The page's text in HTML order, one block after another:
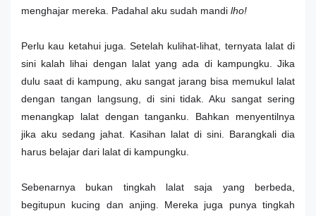
menghajar mereka. Padahal aku sudah mandi lho!
Perlu kau ketahui juga. Setelah kulihat-lihat, ternyata lalat di
sini kalah lihai dengan lalat yang ada di kampungku. Jika
dulu saat di kampung, aku sangat jarang bisa memukul lalat
dengan tangan langsung, di sini tidak. Aku sangat sering
menangkap lalat dengan tanganku. Bahkan menyentilnya
jika aku sedang jahat. Kasihan lalat di sini. Barangkali dia
harus belajar dari lalat di kampungku.
Sebenarnya bukan tingkah lalat saja yang berbeda,
begitupun kucing dan anjing. Mereka juga punya tingkah